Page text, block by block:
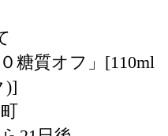
糖質オフ」[110ml
)]